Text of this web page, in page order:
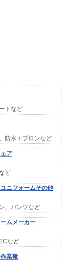
トなど
防水エプロンなど
ア
ど
ニフォームその他
、パンツなど
ムメーカー
など
業靴